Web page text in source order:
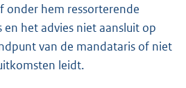
onder hem ressorterende
en het advies niet aansluit op
van de mandataris of niet
leidt.